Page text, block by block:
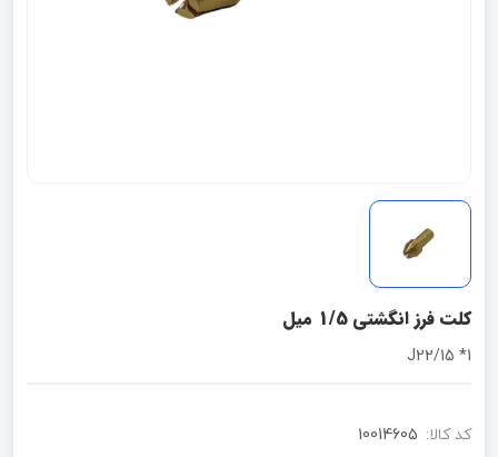
کلت فرز انگشتی 1/5 میل
1* J22/15
کد کالا: 10014605